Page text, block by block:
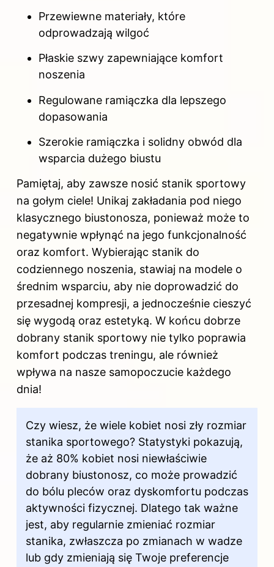
Przewiewne materiały, które
odprowadzają wilgoć
Płaskie szwy zapewniające komfort
noszenia
Regulowane ramiączka dla lepszego
dopasowania
Szerokie ramiączka i solidny obwód dla
wsparcia dużego biustu
Pamiętaj, aby zawsze nosić stanik sportowy
na gołym ciele! Unikaj zakładania pod niego
klasycznego biustonosza, ponieważ może to
negatywnie wpłynąć na jego funkcjonalność
oraz komfort. Wybierając stanik do
codziennego noszenia, stawiaj na modele o
średnim wsparciu, aby nie doprowadzić do
przesadnej kompresji, a jednocześnie cieszyć
się wygodą oraz estetyką. W końcu dobrze
dobrany stanik sportowy nie tylko poprawia
komfort podczas treningu, ale również
wpływa na nasze samopoczucie każdego
dnia!
Czy wiesz, że wiele kobiet nosi zły rozmiar
stanika sportowego? Statystyki pokazują,
że aż 80% kobiet nosi niewłaściwie
dobrany biustonosz, co może prowadzić
do bólu pleców oraz dyskomfortu podczas
aktywności fizycznej. Dlatego tak ważne
jest, aby regularnie zmieniać rozmiar
stanika, zwłaszcza po zmianach w wadze
lub gdy zmieniają się Twoje preferencje